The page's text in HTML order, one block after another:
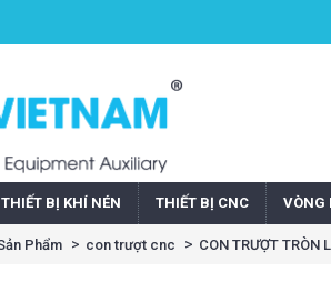
THIẾT BỊ KHÍ NÉN THIẾT BỊ CNC VÒNG
Phẩm con trượt cnc CON TRƯỢT TRÒN